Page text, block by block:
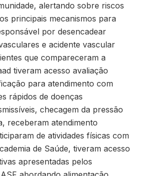
alertando sobre riscos
principais mecanismos para
por desencadear
e acidente vascular
que compareceram a
tiveram acesso avaliação
para atendimento com
rápidos de doenças
checagem da pressão
receberam atendimento
de atividades físicas com
de Saúde, tiveram acesso
apresentadas pelos